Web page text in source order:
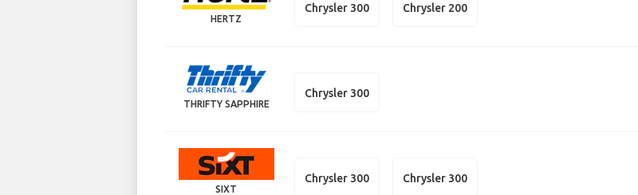
HERTZ
Chrysler 300 Chrysler 200
THRIFTY SAPPHIRE
Chrysler 300
SIXT
Chrysler 300 Chrysler 300